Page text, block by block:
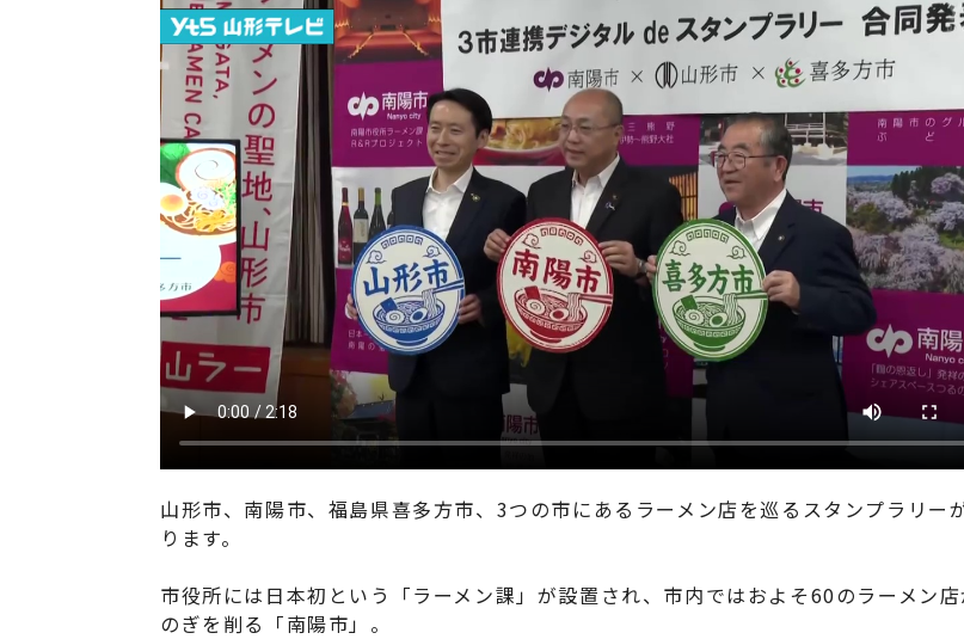
山形市、南陽市、福島県喜多方市、3つの市にあるラーメン店を巡るスタンプラリー
ります。
市役所には日本初という「ラーメン課」が設置され、市内ではおよそ60のラーメン店
のぎを削る「南陽市」。